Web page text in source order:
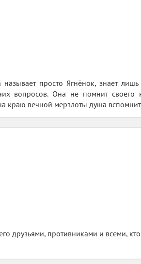
просто Ягнёнок, знает
вопросов. Она не помнит
вечной мерзлоты душа
друзьями, противниками и всеми,